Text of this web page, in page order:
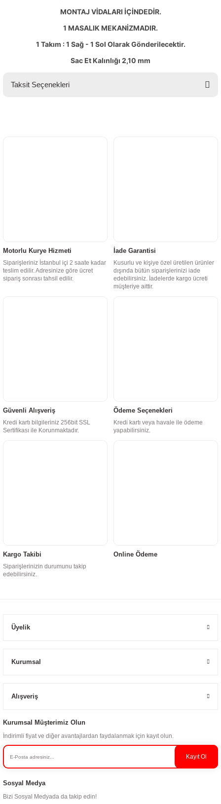
MONTAJ VİDALARI İÇİNDEDİR.
1 MASALIK MEKANİZMADIR.
1 Takım : 1 Sağ - 1 Sol Olarak Gönderilecektir.
Sac Et Kalınlığı 2,10 mm
Taksit Seçenekleri
Motorlu Kurye Hizmeti
Siparişleriniz İstanbul içi 2 saate kadar
teslim edilir. Adresinize göre ücret
sipariş sonrası tahsil edilir.
İade Garantisi
Kusurlu ve kişiye özel üretilen ürünler
dışında bütün siparişlerinizi iade
edebilirsiniz. İadelerde kargo ücreti
müşteriye aittir.
Güvenli Alışveriş
Kredi kartı bilgileriniz 256bit SSL
Sertifikası ile Korunmaktadır.
Ödeme Seçenekleri
Kredi kartı veya havale ile ödeme
yapabilirsiniz.
Kargo Takibi
Siparişlerinizin durumunu takip
edebilirsiniz.
Online Ödeme
Üyelik
Kurumsal
Alışveriş
Kurumsal Müşterimiz Olun
İndirimli fiyat ve diğer avantajlardan faydalanmak için kayıt olun.
Kayıt Ol
Sosyal Medya
Bizi Sosyal Medyada da takip edin!